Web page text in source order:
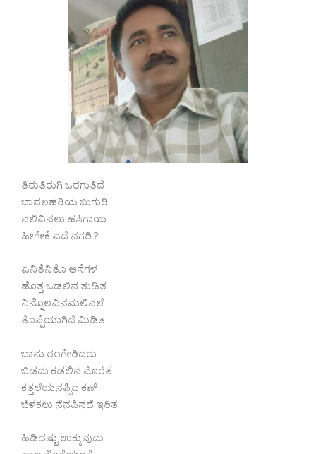
ತಿರುತಿರುಗಿ ಒರಗುತಿದೆ
ಭಾವಲಹರಿಯ ಬುಗುರಿ
ನಲಿವಿನಲು ಹಸಿಗಾಯ
ಹೀಗೇಕೆ ಎದೆ ನಗರಿ ?
ಎನಿತೆನಿತೊ ಆಸೆಗಳ
ಹೊತ್ತ ಒಡಲಿನ ತುಡಿತ
ನಿನ್ನೊಲವಿನಮಲಿನಲೆ
ತೊಪ್ಪೆಯಾಗಿದೆ ಮಿಡಿತ
ಬಾನು ರಂಗೇರಿದರು
ಬಿಡದು ಕಡಲಿನ ಮೊರೆತ
ಕತ್ತಲೆಯನಪ್ಪಿದ ಕಣ್
ಬೆಳಕಲು ನೆನಪಿನದೆ ಇರಿತ
ಹಿಡಿದಷ್ಟು ಉಕ್ಕುವುದು